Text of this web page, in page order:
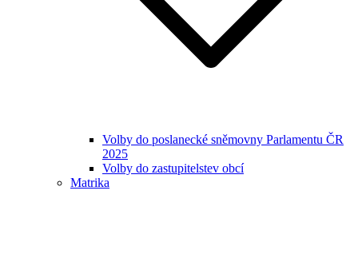
Volby do poslanecké sněmovny Parlamentu ČR
2025
Volby do zastupitelstev obcí
Matrika